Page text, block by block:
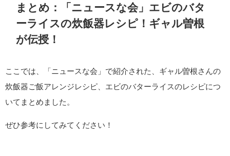
まとめ：「ニュースな会」エビのバタ
ーライスの炊飯器レシピ！ギャル曽根
が伝授！
ここでは、「ニュースな会」で紹介された、ギャル曽根さんの
炊飯器ご飯アレンジレシピ、エビのバターライスのレシピにつ
いてまとめました。
ぜひ参考にしてみてください！